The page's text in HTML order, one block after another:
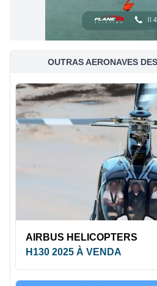
OUTRAS AERONAVES
AIRBUS HELICOPTERS
H130 2025 À VENDA